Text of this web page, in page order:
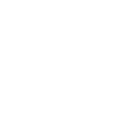
الطوال في